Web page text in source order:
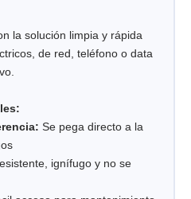
la solución limpia y rápida
de red, teléfono o data
Se pega directo a la
ignífugo y no se